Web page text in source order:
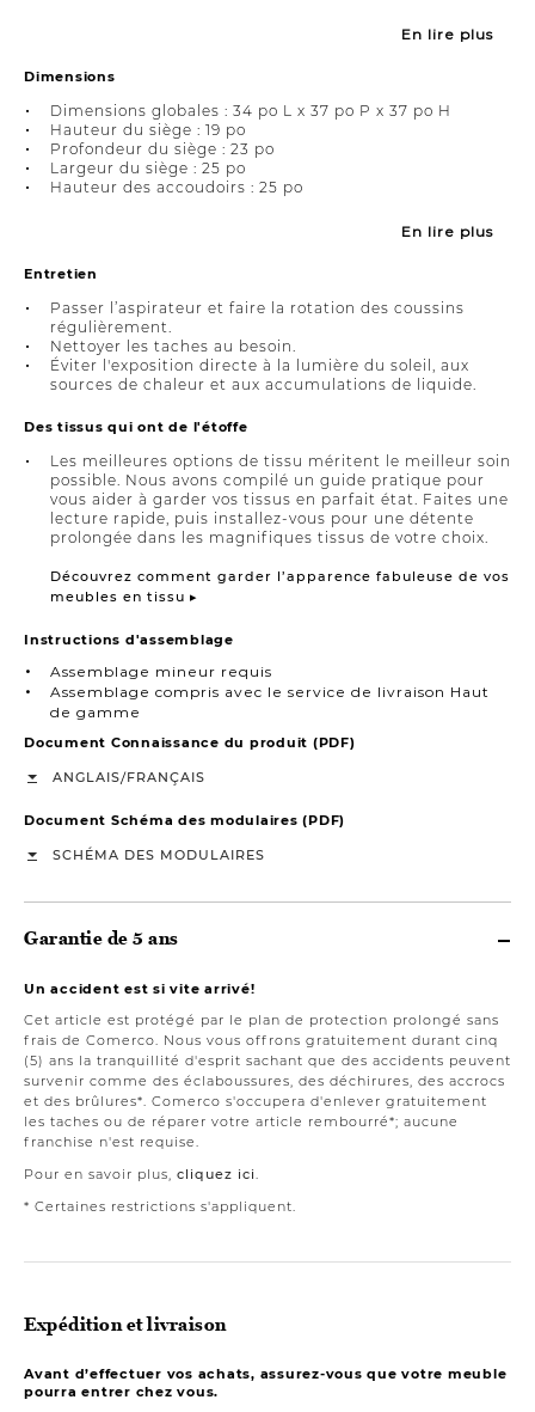
En lire plus
Dimensions
Dimensions globales : 34 po L x 37 po P x 37 po H
Hauteur du siège : 19 po
Profondeur du siège : 23 po
Largeur du siège : 25 po
Hauteur des accoudoirs : 25 po
En lire plus
Entretien
Passer l’aspirateur et faire la rotation des coussins
régulièrement.
Nettoyer les taches au besoin.
Éviter l'exposition directe à la lumière du soleil, aux
sources de chaleur et aux accumulations de liquide.
Des tissus qui ont de l'étoffe
Les meilleures options de tissu méritent le meilleur soin
possible. Nous avons compilé un guide pratique pour
vous aider à garder vos tissus en parfait état. Faites une
lecture rapide, puis installez-vous pour une détente
prolongée dans les magnifiques tissus de votre choix.
Découvrez comment garder l’apparence fabuleuse de vos
meubles en tissu ▸
Instructions d'assemblage
Assemblage mineur requis
Assemblage compris avec le service de livraison Haut
de gamme
Document Connaissance du produit (PDF)
ANGLAIS/FRANÇAIS
Document Schéma des modulaires (PDF)
SCHÉMA DES MODULAIRES
Garantie de 5 ans
Un accident est si vite arrivé!
Cet article est protégé par le plan de protection prolongé sans
frais de Comerco. Nous vous offrons gratuitement durant cinq
(5) ans la tranquillité d'esprit sachant que des accidents peuvent
survenir comme des éclaboussures, des déchirures, des accrocs
et des brûlures*. Comerco s'occupera d'enlever gratuitement
les taches ou de réparer votre article rembourré*; aucune
franchise n'est requise.
Pour en savoir plus, cliquez ici.
* Certaines restrictions s'appliquent.
Expédition et livraison
Avant d’effectuer vos achats, assurez-vous que votre meuble
pourra entrer chez vous.